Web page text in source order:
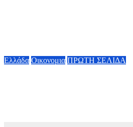
Ελλάδα Οικονομια ΠΡΩΤΗ ΣΕΛΙΔΑ